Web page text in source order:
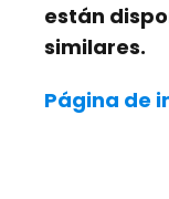
están
similares.
Página de